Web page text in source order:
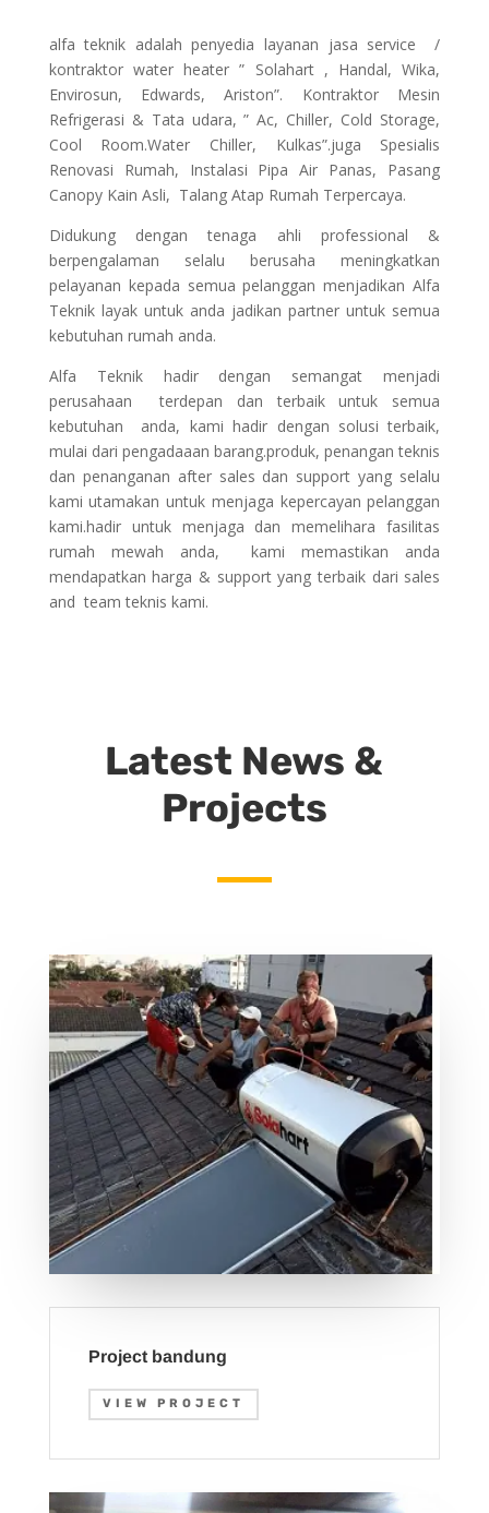
alfa teknik adalah penyedia layanan jasa service /
kontraktor water heater ” Solahart , Handal, Wika,
Envirosun, Edwards, Ariston”. Kontraktor Mesin
Refrigerasi & Tata udara, ” Ac, Chiller, Cold Storage,
Cool Room.Water Chiller, Kulkas”.juga Spesialis
Renovasi Rumah, Instalasi Pipa Air Panas, Pasang
Canopy Kain Asli, Talang Atap Rumah Terpercaya.
Didukung dengan tenaga ahli professional &
berpengalaman selalu berusaha meningkatkan
pelayanan kepada semua pelanggan menjadikan Alfa
Teknik layak untuk anda jadikan partner untuk semua
kebutuhan rumah anda.
Alfa Teknik hadir dengan semangat menjadi
perusahaan terdepan dan terbaik untuk semua
kebutuhan anda, kami hadir dengan solusi terbaik,
mulai dari pengadaaan barang.produk, penangan teknis
dan penanganan after sales dan support yang selalu
kami utamakan untuk menjaga kepercayan pelanggan
kami.hadir untuk menjaga dan memelihara fasilitas
rumah mewah anda, kami memastikan anda
mendapatkan harga & support yang terbaik dari sales
and team teknis kami.
Latest News &
Projects
Project bandung
VIEW PROJECT